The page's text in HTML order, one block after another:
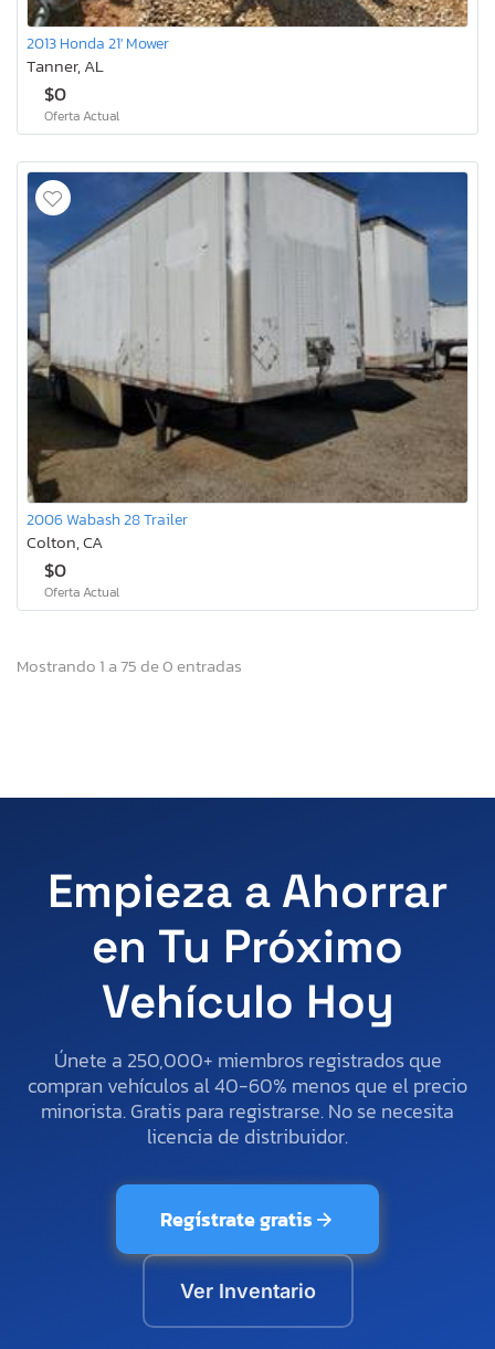
2013 Honda 21' Mower
Tanner, AL
$0
Oferta Actual
2006 Wabash 28 Trailer
Colton, CA
$0
Oferta Actual
Mostrando 1 a 75 de 0 entradas
Empieza a Ahorrar
en Tu Próximo
Vehículo Hoy
Únete a 250,000+ miembros registrados que
compran vehículos al 40-60% menos que el precio
minorista. Gratis para registrarse. No se necesita
licencia de distribuidor.
Regístrate gratis
Ver Inventario